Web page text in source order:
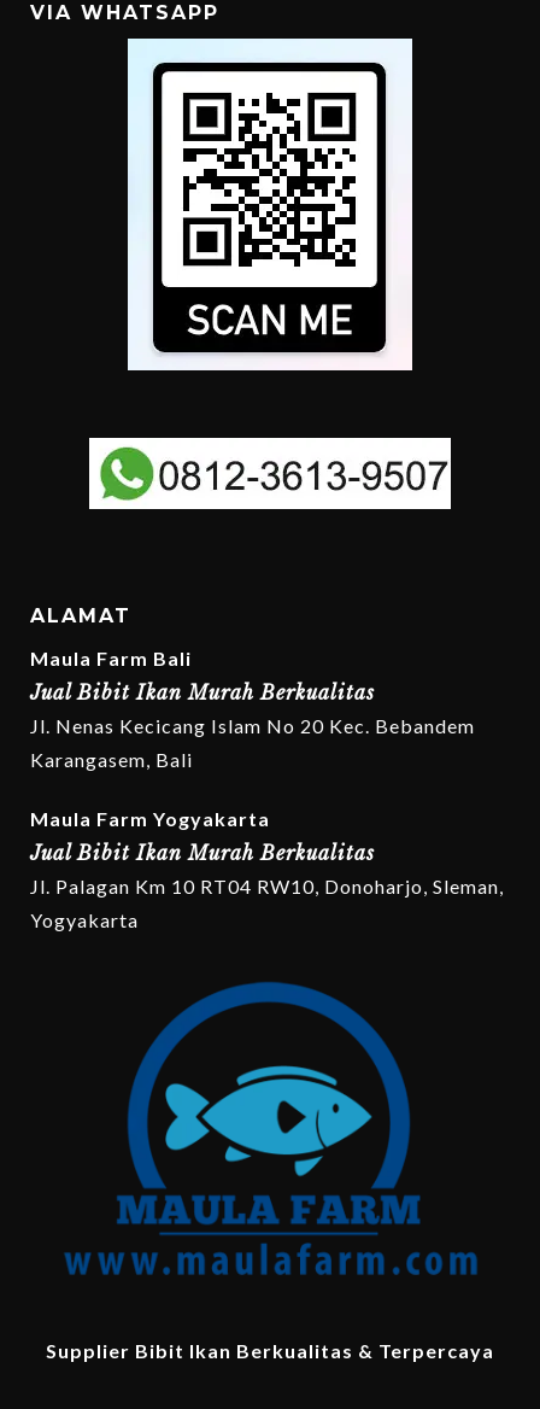
VIA WHATSAPP
ALAMAT
Maula Farm Bali
Jual Bibit Ikan Murah Berkualitas
Jl. Nenas Kecicang Islam No 20 Kec. Bebandem
Karangasem, Bali
Maula Farm Yogyakarta
Jual Bibit Ikan Murah Berkualitas
Jl. Palagan Km 10 RT04 RW10, Donoharjo, Sleman,
Yogyakarta
Supplier Bibit Ikan Berkualitas & Terpercaya